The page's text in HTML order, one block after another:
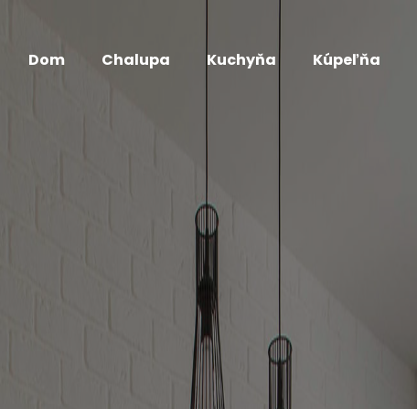
Dom Chalupa Kuchyňa Kúpeľňa